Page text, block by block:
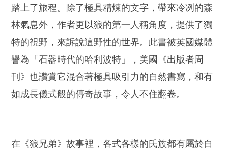
踏上了旅程。除了極具精煉的文字，帶來冷冽的森
林氣息外，作者更以狼的第一人稱角度，提供了獨
特的視野，來訴說這野性的世界。此書被英國媒體
譽為「石器時代的哈利波特」，美國《出版者周
刊》也讚賞它混合著極具吸引力的自然書寫，和有
如成長儀式般的傳奇故事，令人不住翻卷。
在《狼兄弟》故事裡，各式各樣的氏族都有屬於自